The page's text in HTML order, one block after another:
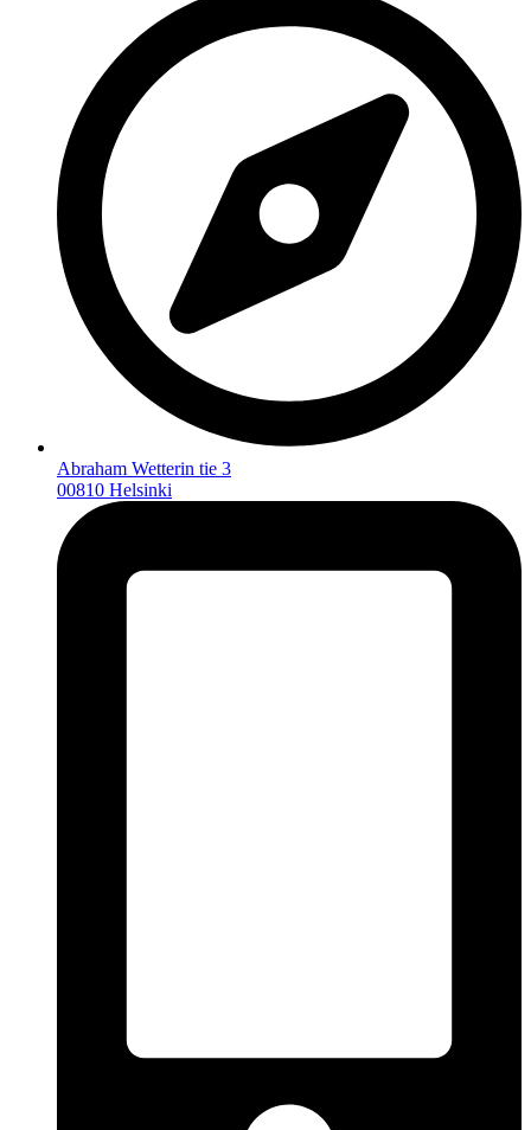
Abraham Wetterin tie 3
00810 Helsinki